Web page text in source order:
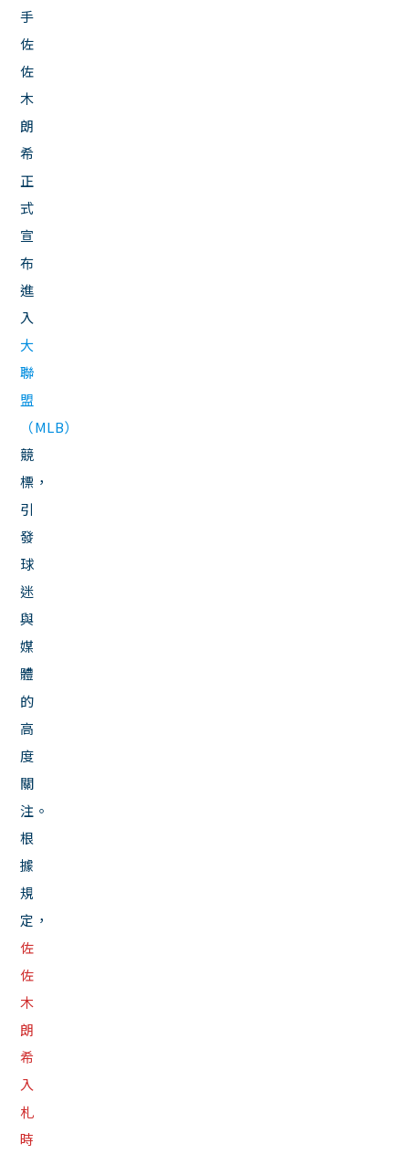
手
佐
佐
木
朗
希
正
式
宣
布
進
入
大
聯
盟
（MLB）
競
標，
引
發
球
迷
與
媒
體
的
高
度
關
注。
根
據
規
定，
佐
佐
木
朗
希
入
札
時